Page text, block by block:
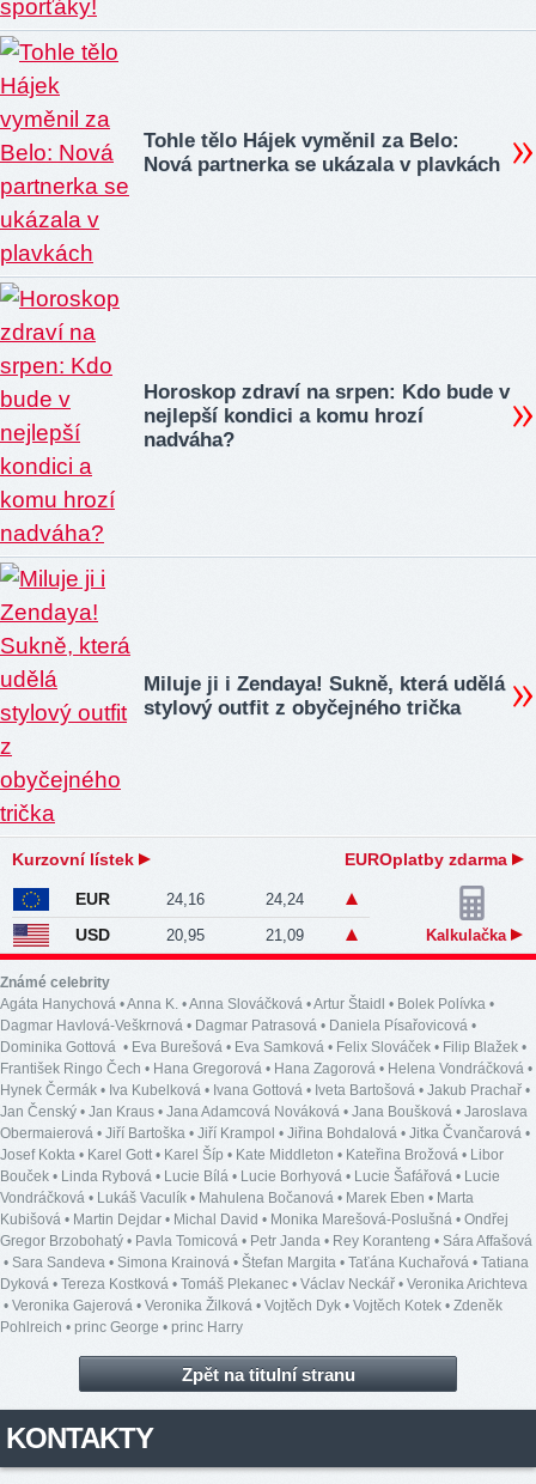
Tohle tělo Hájek vyměnil za Belo:
Nová partnerka se ukázala v plavkách
Horoskop zdraví na srpen: Kdo bude v
nejlepší kondici a komu hrozí
nadváha?
Miluje ji i Zendaya! Sukně, která udělá
stylový outfit z obyčejného trička
Kurzovní lístek EUROplatby zdarma
EUR 24,16 24,24
USD 20,95 21,09 Kalkulačka
Známé celebrity
Agáta Hanychová •Anna K. •Anna Slováčková •Artur Štaidl • Bolek Polívka •
Dagmar Havlová-Veškrnová • Dagmar Patrasová • Daniela Písařovicová •
Dominika Gottová • Eva Burešová • Eva Samková • Felix Slováček • Filip Blažek •
František Ringo Čech • Hana Gregorová • Hana Zagorová • Helena Vondráčková •
Hynek Čermák • Iva Kubelková • Ivana Gottová • Iveta Bartošová • Jakub Prachař •
Jan Čenský • Jan Kraus • Jana Adamcová Nováková • Jana Boušková • Jaroslava
Obermaierová • Jiří Bartoška • Jiří Krampol • Jiřina Bohdalová • Jitka Čvančarová •
Josef Kokta • Karel Gott• Karel Šíp • Kate Middleton • Kateřina Brožová • Libor
Bouček • Linda Rybová • Lucie Bílá • Lucie Borhyová • Lucie Šafářová • Lucie
Vondráčková • Lukáš Vaculík • Mahulena Bočanová • Marek Eben • Marta
Kubišová • Martin Dejdar • Michal David • Monika Marešová-Poslušná • Ondřej
Gregor Brzobohatý • Pavla Tomicová • Petr Janda • Rey Koranteng • Sára Affašová
• Sara Sandeva • Simona Krainová • Štefan Margita • Taťána Kuchařová • Tatiana
Dyková • Tereza Kostková • Tomáš Plekanec • Václav Neckář • Veronika Arichteva
• Veronika Gajerová • Veronika Žilková • Vojtěch Dyk • Vojtěch Kotek • Zdeněk
Pohlreich • princ George • princ Harry
Zpět na titulní stranu
KONTAKTY